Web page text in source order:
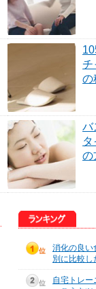
チ
の
バ
の
消化の良い
別に比較し
自宅トレ